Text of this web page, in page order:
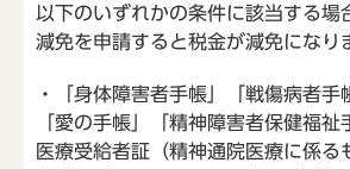
以下のいずれかの条件に該当する場
減免を申請すると税金が減免になり
・「身体障害者手帳」「戦傷病者手
「愛の手帳」「精神障害者保健福祉
医療受給者証（精神通院医療に係る